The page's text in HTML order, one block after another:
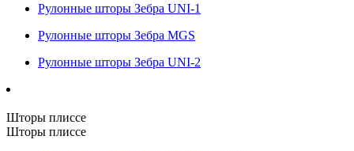
Рулонные шторы Зебра UNI-1
Рулонные шторы Зебра MGS
Рулонные шторы Зебра UNI-2
Шторы плиссе
Шторы плиссе